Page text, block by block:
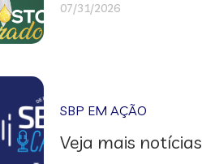
07/31/2026
SBP EM AÇÃO
Veja mais notícias